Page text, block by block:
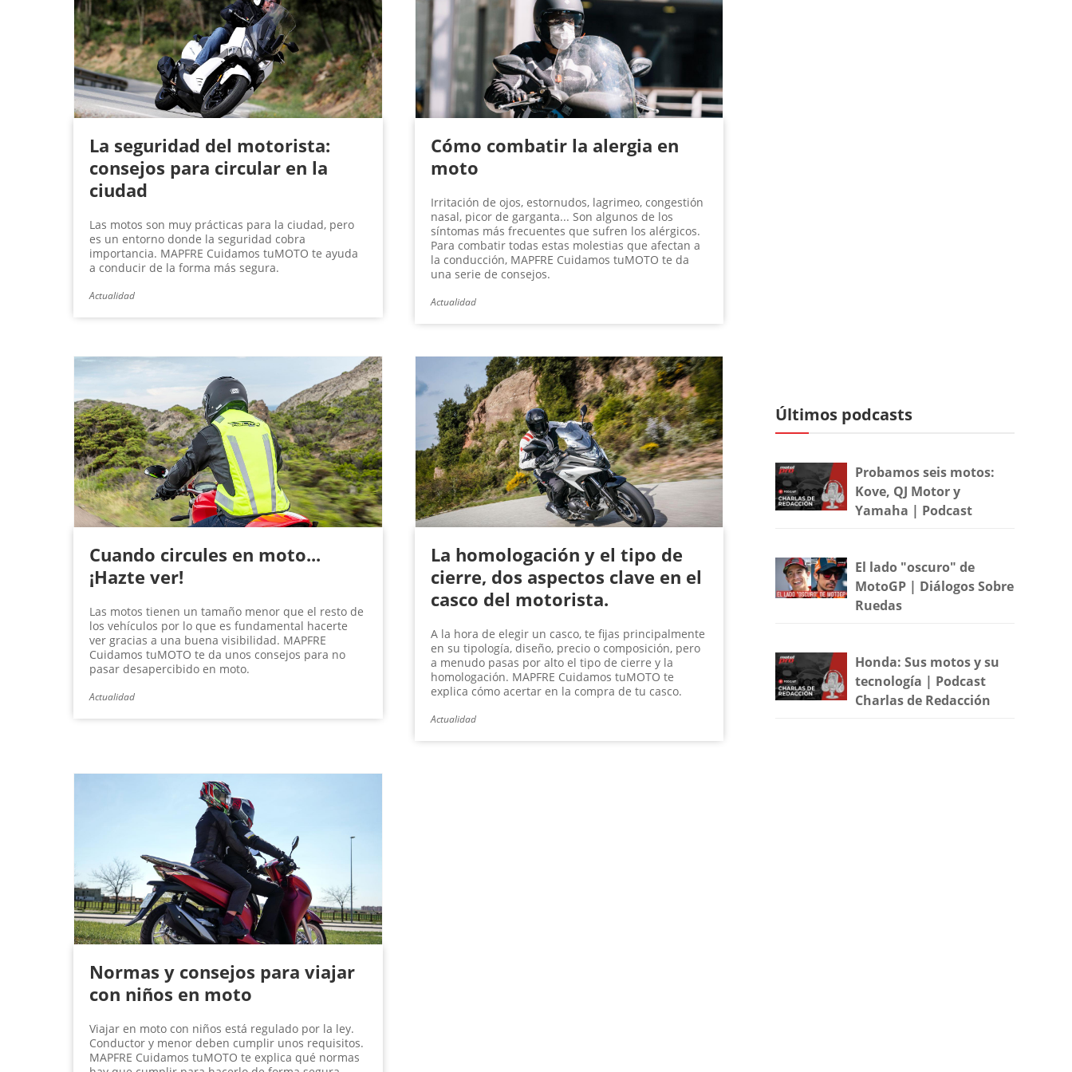
La seguridad del motorista:
consejos para circular en la
ciudad
Las motos son muy prácticas para la ciudad, pero
es un entorno donde la seguridad cobra
importancia. MAPFRE Cuidamos tuMOTO te ayuda
a conducir de la forma más segura.
Actualidad
Cómo combatir la alergia en
moto
Irritación de ojos, estornudos, lagrimeo, congestión
nasal, picor de garganta... Son algunos de los
síntomas más frecuentes que sufren los alérgicos.
Para combatir todas estas molestias que afectan a
la conducción, MAPFRE Cuidamos tuMOTO te da
una serie de consejos.
Actualidad
Cuando circules en moto...
¡Hazte ver!
Las motos tienen un tamaño menor que el resto de
los vehículos por lo que es fundamental hacerte
ver gracias a una buena visibilidad. MAPFRE
Cuidamos tuMOTO te da unos consejos para no
pasar desapercibido en moto.
Actualidad
La homologación y el tipo de
cierre, dos aspectos clave en el
casco del motorista.
A la hora de elegir un casco, te fijas principalmente
en su tipología, diseño, precio o composición, pero
a menudo pasas por alto el tipo de cierre y la
homologación. MAPFRE Cuidamos tuMOTO te
explica cómo acertar en la compra de tu casco.
Actualidad
Normas y consejos para viajar
con niños en moto
Viajar en moto con niños está regulado por la ley.
Conductor y menor deben cumplir unos requisitos.
MAPFRE Cuidamos tuMOTO te explica qué normas
Últimos podcasts
Probamos seis motos:
Kove, QJ Motor y
Yamaha | Podcast
El lado "oscuro" de
MotoGP | Diálogos Sobre
Ruedas
Honda: Sus motos y su
tecnología | Podcast
Charlas de Redacción